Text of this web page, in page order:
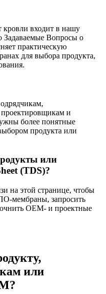
кровли входит в нашу
Задаваемые Вопросы о
практическую
для выбора продукта,
и
более понятные
продукта или
или
(TDS)?
на этой странице, чтобы
мембраны, запросить
OEM- и проектные
или